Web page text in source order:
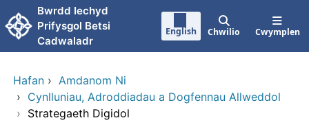
Neidio i'r prif gynnwy
Bwrdd Iechyd
Prifysgol Betsi
Cadwaladr
English Chwilio Cwymplen
Hafan › Amdanom Ni
› Cynlluniau, Adroddiadau a Dogfennau Allweddol
› Strategaeth Digidol